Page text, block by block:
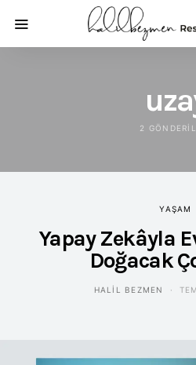
2
YAŞAM
Yapay Zekâyla
Doğacak
HALIL BEZMEN